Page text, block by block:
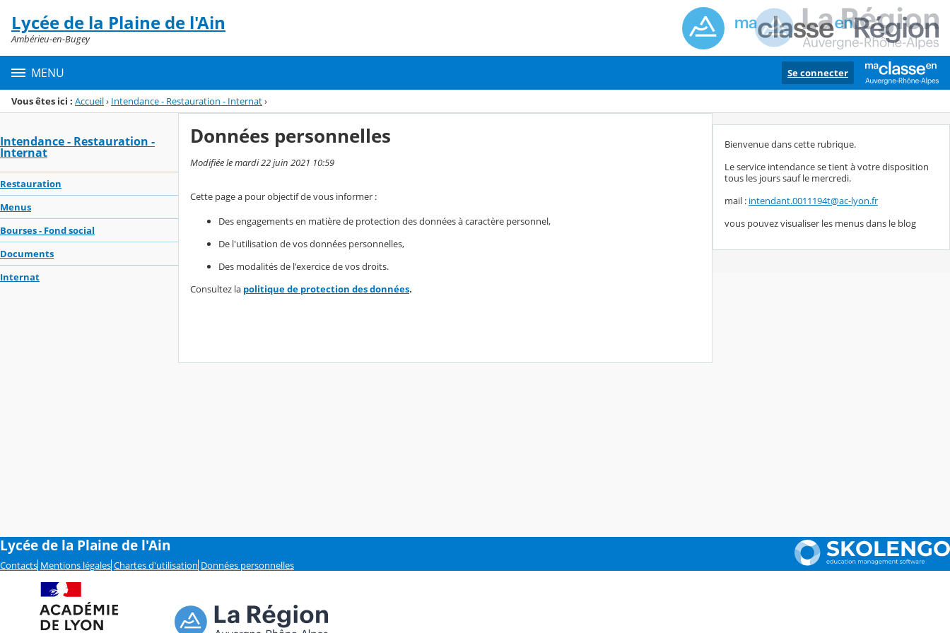
Menu de la rubrique
Contenu
Lycée de la Plaine de l'Ain
Ambérieu-en-Bugey
MENU Se connecter
Vous êtes ici : Accueil› Intendance - Restauration - Internat›
Intendance - Restauration -
Internat
Restauration
Menus
Bourses - Fond social
Documents
Internat
Données personnelles
Modifiée le mardi 22 juin 2021 10:59
Cette page a pour objectif de vous informer :
Des engagements en matière de protection des données à caractère personnel,
De l'utilisation de vos données personnelles,
Des modalités de l'exercice de vos droits.
Consultez la politique de protection des données.
Bienvenue dans cette rubrique.
Le service intendance se tient à votre disposition
tous les jours sauf le mercredi.
mail : intendant.0011194t@ac-lyon.fr
vous pouvez visualiser les menus dans le blog
Lycée de la Plaine de l'Ain
Contacts Mentions légales Chartes d'utilisation Données personnelles